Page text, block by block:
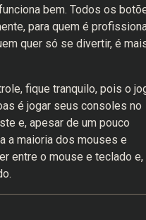
bem. Todos os
para quem é
quer só se divertir, é
fique tranquilo, pois o
é jogar seus consoles no
e, apesar de um pouco
a maioria dos mouses e
entre o mouse e teclado e,